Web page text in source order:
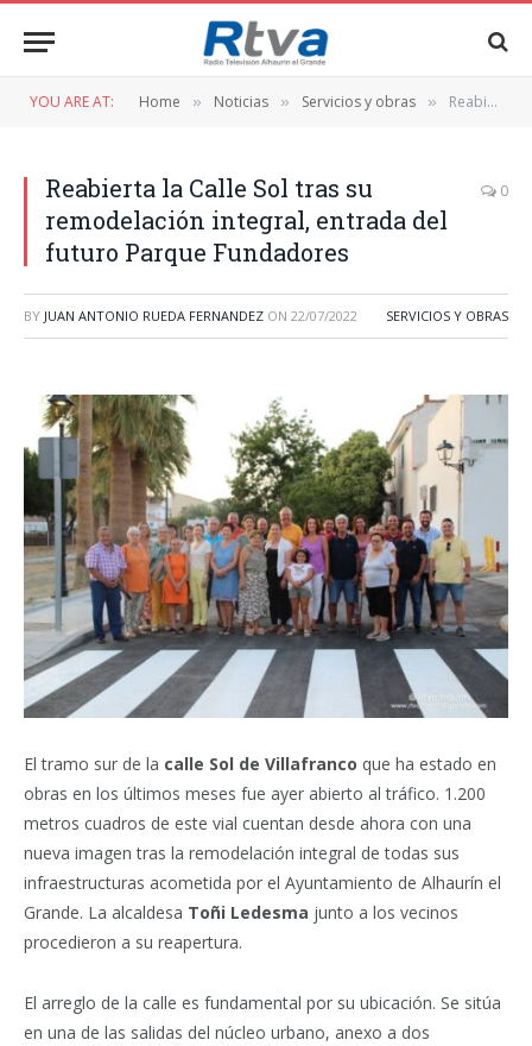
YOU ARE AT: Home » Noticias » Servicios y obras » Reabierta la Calle Sol tras su remodelación integral, entrada del futuro Parque Fundadores
Reabierta la Calle Sol tras su
remodelación integral, entrada del
futuro Parque Fundadores
0
BY JUAN ANTONIO RUEDA FERNANDEZ ON 22/07/2022 SERVICIOS Y OBRAS
El tramo sur de la calle Sol de Villafranco que ha estado en
obras en los últimos meses fue ayer abierto al tráfico. 1.200
metros cuadros de este vial cuentan desde ahora con una
nueva imagen tras la remodelación integral de todas sus
infraestructuras acometida por el Ayuntamiento de Alhaurín el
Grande. La alcaldesa Toñi Ledesma junto a los vecinos
procedieron a su reapertura.
El arreglo de la calle es fundamental por su ubicación. Se sitúa
en una de las salidas del núcleo urbano, anexo a dos